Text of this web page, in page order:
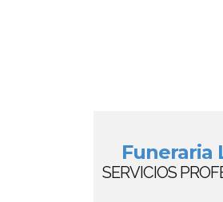
Funeraria
SERVICIOS